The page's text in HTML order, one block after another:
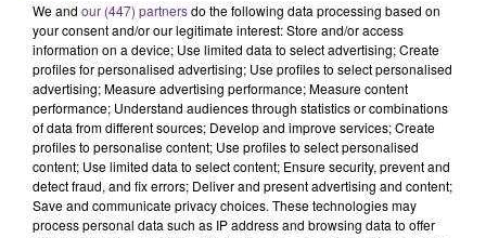
VENEZ FÊTER CE WEEK-END
L'ANNIVERSAIRE DE WOINIC
Ce samedi 8 août sera un grand jour :
l'anniversaire du plus gros sanglier du monde.
Une fête est donc organisée et vous êtes tous
We and our (447) partnersdo the following data processing based on
your consent and/or our legitimate interest: Store and/or access
information on a device; Use limited data to select advertising; Create
profiles for personalised advertising; Use profiles to select personalised
advertising; Measure advertising performance; Measure content
performance; Understand audiences through statistics or combinations
of data from different sources; Develop and improve services; Create
profiles to personalise content; Use profiles to select personalised
content; Use limited data to select content; Ensure security, prevent and
detect fraud, and fix errors; Deliver and present advertising and content;
Save and communicate privacy choices. These technologies may
process personal data such as IP address and browsing data to offer